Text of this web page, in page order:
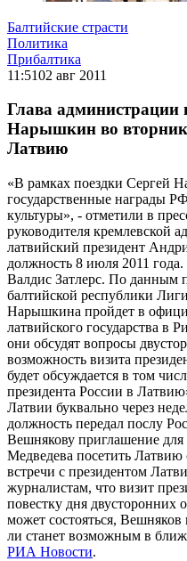
Балтийские страсти
Политика
Прибалтика
11:5102 авг 2011
Глава администрации
Нарышкин во вторник
Латвию
«В рамках поездки Сергей
государственные награды
культуры», - отметили в
руководителя кремлевской
латвийский президент
должность 8 июля 2011
Валдис Затлерс. По данным
балтийской республики
Нарышкина пройдет в
латвийского государства в
они обсудят вопросы
возможность визита
будет обсуждается в том
президента России в
Латвии буквально через
должность передал послу
Вешнякову приглашение
Медведева посетить
встречи с президентом
журналистам, что визит
повестку дня двусторонних
может состояться, Вешняков
ли станет возможным в
РИА Новости.